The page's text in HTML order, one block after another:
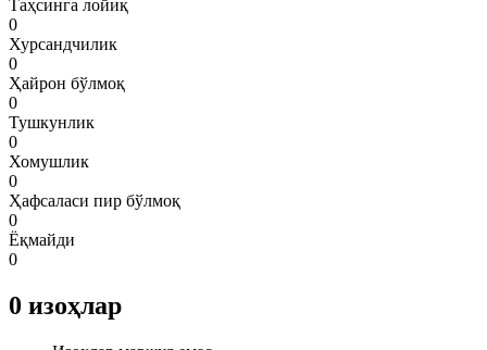
Таҳсинга лойиқ
0
Хурсандчилик
0
Ҳайрон бўлмоқ
0
Тушкунлик
0
Хомушлик
0
Ҳафсаласи пир бўлмоқ
0
Ёқмайди
0
0 изоҳлар